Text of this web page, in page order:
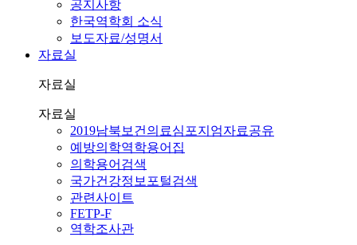
공지사항
한국역학회 소식
보도자료/성명서
자료실
자료실
자료실
2019남북보건의료심포지엄자료공유
예방의학역학용어집
의학용어검색
국가건강정보포털검색
관련사이트
FETP-F
역학조사관